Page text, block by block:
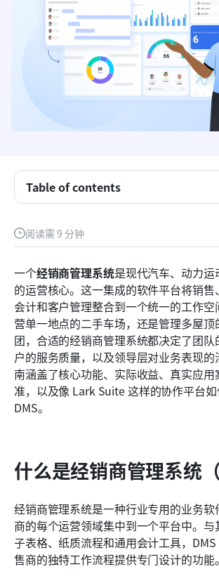
阅读需 9 分钟
一个经销商管理系统是现代汽车、动力运
的运营核心。这一集成的软件平台将销售
会计和客户管理整合到一个统一的工作
营单一地点的二手车场，还是管理多屋
团，合适的经销商管理系统都决定了团
户的服务质量，以及领导层对业务表现
南涵盖了核心功能、实际收益、真实应
准，以及像 Lark Suite 这样的协作平台
DMS。
什么是经销商管理系统
经销商管理系统是一种行业专用的业务软
商的每个运营领域集中到一个平台中。
子表格、纸质流程和通用会计工具，
售商的独特工作流程提供专门设计的功能。
Table of contents
什么是经销商管理系统（DMS）？
经销商管理系统的关键功能
经销商管理系统在日常运营中的运作
如何选择合适的经销商管理系统
向DMS供应商提出的关键问题
常见挑战及避免方法
将 Lark 与您的经销商管理系统配合使
经销商管理系统的未来趋势
结论
常见问题
相关阅读